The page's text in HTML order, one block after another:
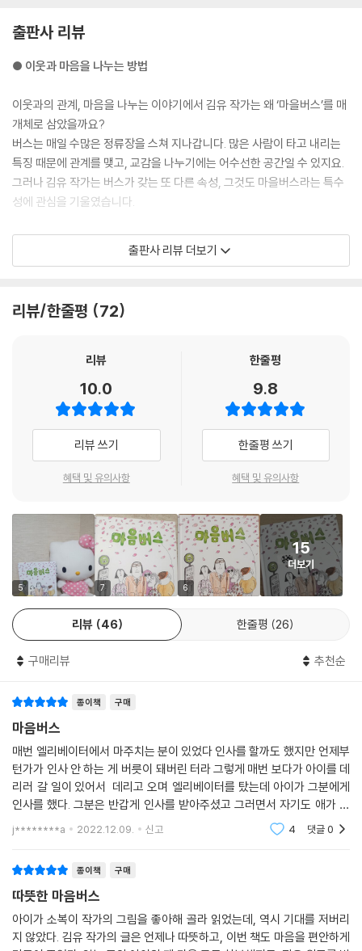
출판사 리뷰
● 이웃과 마음을 나누는 방법
이웃과의 관계, 마음을 나누는 이야기에서 김유 작가는 왜 ‘마을버스’를 매
개체로 삼았을까요?
버스는 매일 수많은 정류장을 스쳐 지나갑니다. 많은 사람이 타고 내리는
특징 때문에 관계를 맺고, 교감을 나누기에는 어수선한 공간일 수 있지요.
그러나 김유 작가는 버스가 갖는 또 다른 속성, 그것도 마을버스라는 특수
성에 관심을 기울였습니다.
마을버스는 매일 빠르게 움직이지만, 늘 똑같은 노선을 달립니다. 큰 버스
가 다니지 못하는 마을의 골목골목을 뱅뱅 돌지요. 그래서 마을버스에는
사장님일 수도 있습니다. 그러나 이들을 당장 이웃이라 할 수는 없지요. 그
로 마음이 오갈 때에야 비로소 진짜 이웃이라 할 수 있음을 알려줍니다.
마을버스의 살짝 열린 창으로 꽃향기가 스며들 듯, 입을 조그맣게 벌리고
자주 스쳐보았던 이에게 다정한 인사를 건네보면 어떨까요. 나의 이웃을
만들게 되고, 함께 즐거워질 것입니다. 이야기 속 밤톨머리 아이가 소리 내
어 읽은 것처럼 ‘마음에도 꽃이 필’ 것입니다.
『마음버스』에는 사람을 닮은 듯한 반달곰 가족이 등장합니다. ‘마을버
스’가 ‘마음버스’가 되는 과정의 발단도 이 반달곰 가족 때문이지요. 반달곰
가족이 마을버스에서 ㄹ을 가져간 까닭은 한글 공부를 위해서였습니다. 그
런데 반달곰들은 왜 한글을 공부하는 걸까요?
작가는 이웃과의 소통을 주제로 이야기를 구성하는데 있어서, 단지 재미를
을로 불러들임으로써, 사람들의 이웃이라 칭할 수 있는 이들이 사람만 있
개와 고양이, 비둘기, 참새 등등. 많은 동물이 사람과 더불어 살아가고 있지
요. 이들을 대표하여 반달곰을 내세운 것입니다.
『마음버스』 속 반달곰들은 한글을 배워 무얼 할까요? 아마도 사람들과 소
통하려 할 것입니다. 사람들의 이야기를 알고자 할 것입니다. 결국 사람들
을 이웃으로 만들고자 한글을 배우는 것이지요. 『마음버스』를 통해 독자는
생각해 볼 수 있습니다. 우리와 이웃이 되려 하는 저 반달곰을 우리는 어떻
음버스를 통해 이웃에 대한 개념의 확장을 생각해 볼 수 있습니다.
● 닫혀 있는 마음의 틀을 깨는 그림
출판사 리뷰 더보기
리뷰/한줄평 72
리뷰
10.0
리뷰 쓰기
혜택 및 유의사항
한줄평
9.8
한줄평 쓰기
혜택 및 유의사항
5 7 6
15
더보기
리뷰 46 한줄평 26
구매리뷰 추천순
종이책 구매
마음버스
매번 엘리베이터에서 마주치는 분이 있었다 인사를 할까도 했지만 언제부
턴가가 인사 안 하는 게 버릇이 돼버린 터라 그렇게 매번 보다가 아이를 데
리러 갈 일이 있어서 데리고 오며 엘리베이터를 탔는데 아이가 그분에게
인사를 했다. 그분은 반갑게 인사를 받아주셨고 그러면서 자기도 애가 있
인사를 하
j********a 2022.12.09. 신고 4 댓글0
종이책 구매
따뜻한 마음버스
아이가 소복이 작가의 그림을 좋아해 골라 읽었는데, 역시 기대를 저버리
지 않았다. 김유 작가의 글은 언제나 따뜻하고, 이번 책도 마음을 편안하게